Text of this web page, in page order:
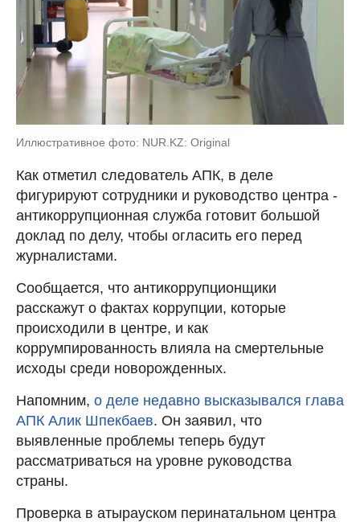
Иллюстративное фото: NUR.KZ: Original
Как отметил следователь АПК, в деле
фигурируют сотрудники и руководство центра -
антикоррупционная служба готовит большой
доклад по делу, чтобы огласить его перед
журналистами.
Сообщается, что антикоррупционщики
расскажут о фактах коррупции, которые
происходили в центре, и как
коррумпированность влияла на смертельные
исходы среди новорожденных.
Напомним, о деле недавно высказывался глава
АПК Алик Шпекбаев. Он заявил, что
выявленные проблемы теперь будут
рассматриваться на уровне руководства
страны.
Проверка в атырауском перинатальном центра